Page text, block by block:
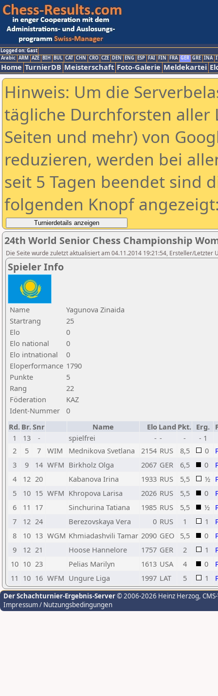
Logged on: Gast
Arabic ARM AZE BIH BUL CAT CHN CRO CZE DEN ENG ESP FAI FIN FRA GER GRE INA
Home TurnierDB Meisterschaft Foto-Galerie Meldekartei
Hinweis: Um die
tägliche Durchforsten aller
Seiten und mehr) von
reduzieren, werden bei
seit 5 Tagen beendet sind
folgenden Knopf
24th World Senior Chess Championship
Die Seite wurde zuletzt aktualisiert am 04.11.2014 19:21:54, Ersteller/Letzter
Spieler Info
Name
Yagunova Zinaida
Startrang
25
Elo
0
Elo national
0
Elo intnational
0
Eloperformance 1790
Punkte
5
Rang
22
Föderation
KAZ
Ident-Nummer
0
Rd. Br.Snr Name Elo Land Pkt. Erg.
1
13 - spielfrei - - -
- 1
2
5 7 WIM Mednikova Svetlana 2154 RUS 8,5 0
3
9 14 WFM Birkholz Olga 2067 GER 6,5 0
4
12 20 Kabanova Irina 1933 RUS 5,5 ½
5
10 15 WFM Khropova Larisa 2026 RUS 5,5 0
6
11 17 Sinchurina Tatiana 1985 RUS 5,5 ½
7
12 24 Berezovskaya Vera 0 RUS 1 1
8
10 13 WGM Khmiadashvili Tamar 2090 GEO 5,5 0
9
12 21 Hoose Hannelore 1757 GER 2 1
10 10 23 Pelias Marilyn 1613 USA 4 0
11 10 16 WFM Ungure Liga 1997 LAT 5 1
Der Schachturnier-Ergebnis-Server© 2006-2026 Heinz Herzog,
Impressum / Nutzungsbedingungen